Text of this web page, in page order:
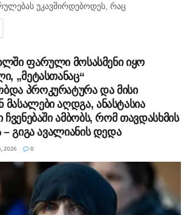
უკავშირდებოდეს, რაც
ძნელად ასახსნელია საზოგადოებისთვის.
უფრო ოკუპირებულ რეგიონებს უნდა
ფარული მოსასმენი იყო
„მეტასთანაც“
პროკურატურა და მისი
აღდგა, ანასტასია
ჩვენებაში ამბობს, რომ თავდასხმის
– გიგა ავალიანის დედა
2026 0